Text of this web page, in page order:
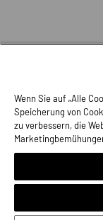
Wenn Sie auf „Alle
Speicherung von
zu verbessern, die